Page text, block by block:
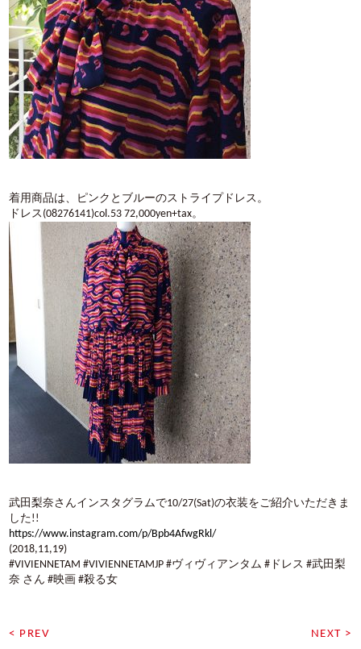
着用商品は、ピンクとブルーのストライプドレス。
ドレス(08276141)col.53 72,000yen+tax。
武田梨奈さんインスタグラムで10/27(Sat)の衣装をご紹介いただきま
した!!
https://www.instagram.com/p/Bpb4AfwgRkl/
(2018,11,19)
#VIVIENNETAM #VIVIENNETAMJP #ヴィヴィアンタム #ドレス #武田梨
奈 さん #映画 #殺る女
< PREV NEXT >